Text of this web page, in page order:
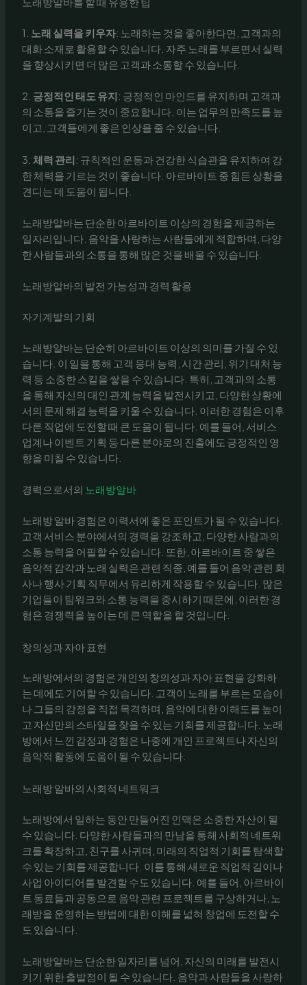
1. 노래 실력을 키우자: 노래하는 것을 좋아한다면, 고객과의
대화 소재로 활용할 수 있습니다. 자주 노래를 부르면서 실력
을 향상시키면 더 많은 고객과 소통할 수 있습니다.
2. 긍정적인 태도 유지 : 긍정적인 마인드를 유지하며 고객과
의 소통을 즐기는 것이 중요합니다. 이는 업무의 만족도를 높
이고, 고객들에게 좋은 인상을 줄 수 있습니다.
3. 체력 관리 : 규칙적인 운동과 건강한 식습관을 유지하여 강
한 체력을 기르는 것이 좋습니다. 아르바이트 중 힘든 상황을
견디는 데 도움이 됩니다.
노래방알바는 단순한 아르바이트 이상의 경험을 제공하는
일자리입니다. 음악을 사랑하는 사람들에게 적합하며, 다양
한 사람들과의 소통을 통해 많은 것을 배울 수 있습니다.
노래방알바의 발전 가능성과 경력 활용
자기계발의 기회
노래방알바는 단순히 아르바이트 이상의 의미를 가질 수 있
습니다. 이 일을 통해 고객 응대 능력, 시간 관리, 위기 대처 능
력 등 소중한 스킬을 쌓을 수 있습니다. 특히, 고객과의 소통
을 통해 자신의 대인 관계 능력을 발전시키고, 다양한 상황에
서의 문제 해결 능력을 키울 수 있습니다. 이러한 경험은 이후
다른 직업에 도전할 때 큰 도움이 됩니다. 예를 들어, 서비스
업계나 이벤트 기획 등 다른 분야로의 진출에도 긍정적인 영
향을 미칠 수 있습니다.
경력으로서의 노래방알바
노래방 알바 경험은 이력서에 좋은 포인트가 될 수 있습니다.
고객 서비스 분야에서의 경력을 강조하고, 다양한 사람과의
소통 능력을 어필할 수 있습니다. 또한, 아르바이트 중 쌓은
음악적 감각과 노래 실력은 관련 직종, 예를 들어 음악 관련 회
사나 행사 기획 직무에서 유리하게 작용할 수 있습니다. 많은
기업들이 팀워크와 소통 능력을 중시하기 때문에, 이러한 경
험은 경쟁력을 높이는 데 큰 역할을 할 것입니다.
창의성과 자아 표현
노래방에서의 경험은 개인의 창의성과 자아 표현을 강화하
는 데에도 기여할 수 있습니다. 고객이 노래를 부르는 모습이
나 그들의 감정을 직접 목격하며, 음악에 대한 이해도를 높이
고 자신만의 스타일을 찾을 수 있는 기회를 제공합니다. 노래
방에서 느낀 감정과 경험은 나중에 개인 프로젝트나 자신의
음악적 활동에 도움이 될 수 있습니다.
노래방 알바의 사회적 네트워크
노래방에서 일하는 동안 만들어진 인맥은 소중한 자산이 될
수 있습니다. 다양한 사람들과의 만남을 통해 사회적 네트워
크를 확장하고, 친구를 사귀며, 미래의 직업적 기회를 탐색할
수 있는 기회를 제공합니다. 이를 통해 새로운 직업적 길이나
사업 아이디어를 발견할 수도 있습니다. 예를 들어, 아르바이
트 동료들과 공동으로 음악 관련 프로젝트를 구상하거나, 노
래방을 운영하는 방법에 대한 이해를 넓혀 창업에 도전할 수
도 있습니다.
노래방알바는 단순한 일자리를 넘어, 자신의 미래를 발전시
키기 위한 출발점이 될 수 있습니다. 음악과 사람들을 사랑하